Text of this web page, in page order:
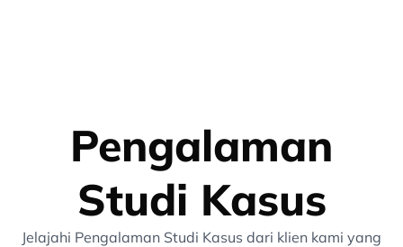
Pengalaman
Studi Kasus
Jelajahi Pengalaman Studi Kasus dari klien kami yang